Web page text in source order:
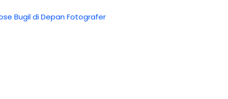
Bugil di Depan Fotografer